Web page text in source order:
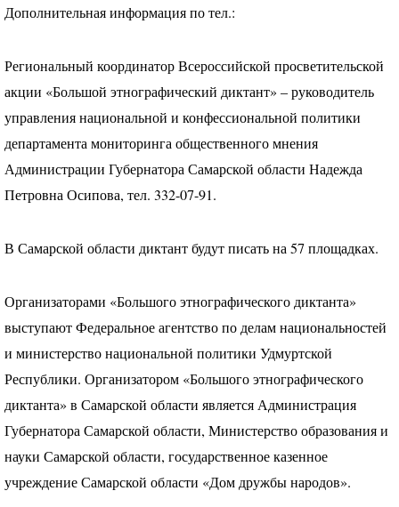
Дополнительная информация по тел.:
Региональный координатор Всероссийской просветительской
акции «Большой этнографический диктант» – руководитель
управления национальной и конфессиональной политики
департамента мониторинга общественного мнения
Администрации Губернатора Самарской области Надежда
Петровна Осипова, тел. 332-07-91.
В Самарской области диктант будут писать на 57 площадках.
Организаторами «Большого этнографического диктанта»
выступают Федеральное агентство по делам национальностей
и министерство национальной политики Удмуртской
Республики. Организатором «Большого этнографического
диктанта» в Самарской области является Администрация
Губернатора Самарской области, Министерство образования и
науки Самарской области, государственное казенное
учреждение Самарской области «Дом дружбы народов».